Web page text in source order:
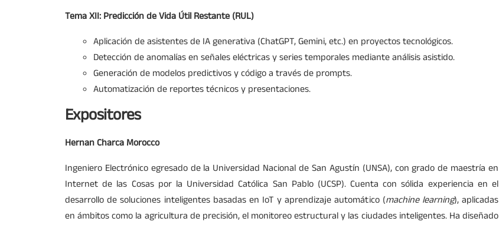
Tema XII: Predicción de Vida Útil Restante (RUL)
Aplicación de asistentes de IA generativa (ChatGPT, Gemini, etc.) en proyectos tecnológicos.
Detección de anomalías en señales eléctricas y series temporales mediante análisis asistido.
Generación de modelos predictivos y código a través de prompts.
Automatización de reportes técnicos y presentaciones.
Expositores
Hernan Charca Morocco
Ingeniero Electrónico egresado de la Universidad Nacional de San Agustín (UNSA), con grado de maestría en
Internet de las Cosas por la Universidad Católica San Pablo (UCSP). Cuenta con sólida experiencia en el
desarrollo de soluciones inteligentes basadas en IoT y aprendizaje automático (machinelearning), aplicadas
en ámbitos como la agricultura de precisión, el monitoreo estructural y las ciudades inteligentes. Ha diseñado